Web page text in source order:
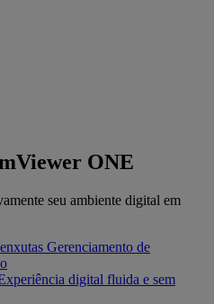
ONE
seu ambiente digital em
Gerenciamento de
digital fluida e sem